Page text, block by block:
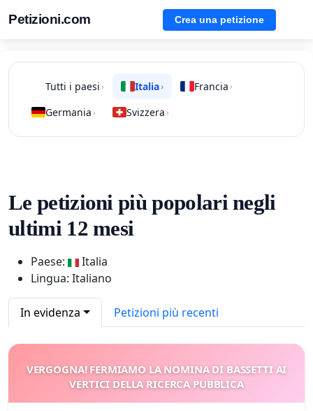
Petizioni.com Crea una petizione
Tutti i paesi › Italia› Francia ›
Germania › Svizzera ›
Le petizioni più popolari negli
ultimi 12 mesi
Paese:
Italia
Lingua: Italiano
In evidenza Petizioni più recenti
VERGOGNA! FERMIAMO LA NOMINA DI BASSETTI AI
VERTICI DELLA RICERCA PUBBLICA